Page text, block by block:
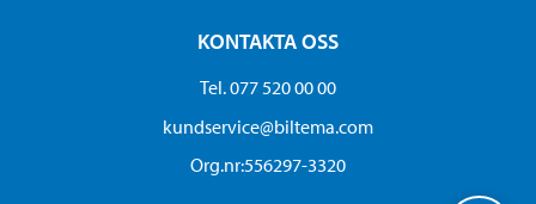
KONTAKTA OSS
Tel. 077 520 00 00
kundservice@biltema.com
Org.nr:556297-3320